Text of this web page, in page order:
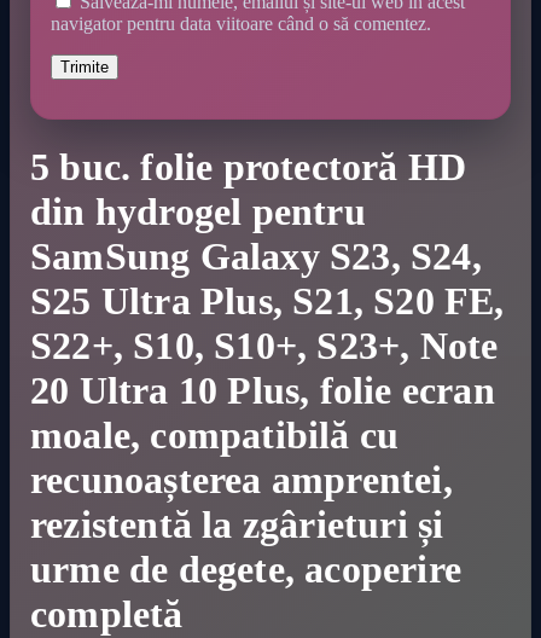
navigator pentru data viitoare când o să comentez.
5 buc. folie protectoră HD
din hydrogel pentru
SamSung Galaxy S23, S24,
S25 Ultra Plus, S21, S20 FE,
S22+, S10, S10+, S23+, Note
20 Ultra 10 Plus, folie ecran
moale, compatibilă cu
recunoașterea amprentei,
rezistentă la zgârieturi și
urme de degete, acoperire
completă